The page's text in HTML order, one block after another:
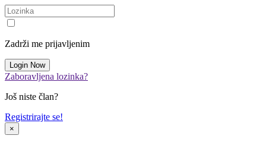
Zadrži me prijavljenim
Zaboravljena lozinka?
Još niste član?
Registrirajte se!
×